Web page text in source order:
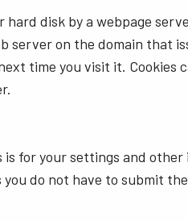
disk by a webpage
server on the domain that
time you visit it. Cookies
for your settings and
do not have to submit